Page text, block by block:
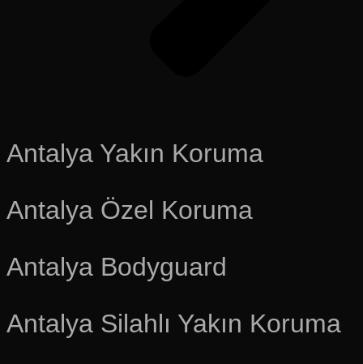
Antalya Yakın Koruma
Antalya Özel Koruma
Antalya Bodyguard
Antalya Silahlı Yakın Koruma